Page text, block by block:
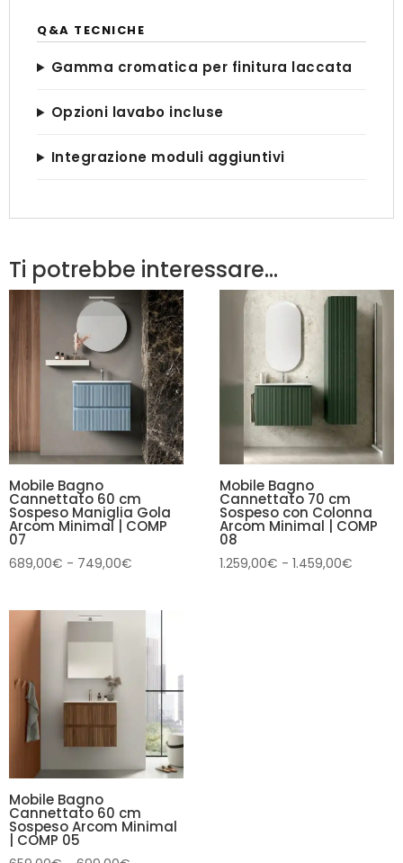
Q&A TECNICHE
Gamma cromatica per finitura laccata
Opzioni lavabo incluse
Integrazione moduli aggiuntivi
Ti potrebbe interessare…
Mobile Bagno
Cannettato 60 cm
Sospeso Maniglia Gola
Arcom Minimal | COMP
07
689,00€ - 749,00€
689,00€
749,00€
Mobile Bagno
Cannettato 70 cm
Sospeso con Colonna
Arcom Minimal | COMP
08
1.259,00€ - 1.459,00€
Mobile Bagno
Cannettato 60 cm
Sospeso Arcom Minimal
| COMP 05